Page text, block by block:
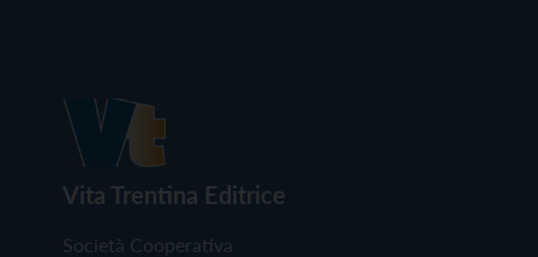
Vita Trentina Editrice
Società Cooperativa